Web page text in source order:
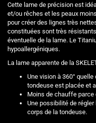
Cette lame de précision est
et/ou rêches et les peaux
pour créer des lignes très
constituées sont très
éventuelle de la lame. Le
hypoallergéniques.
La lame apparente de la
Une vision à 360°
tondeuse est placée et
Moins de chauffe parce
Une possibilité de
corps de la tondeuse.